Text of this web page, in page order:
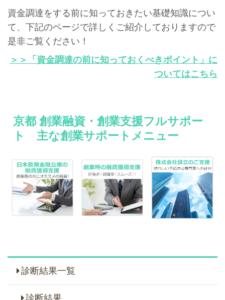
資金調達をする前に知っておきたい基礎知識につい
て、下記のページで詳しくご紹介しておりますので
是非ご覧ください！
＞＞「資金調達の前に知っておくべきポイント」に
ついてはこちら
京都 創業融資・創業支援フルサポー
ト 主な創業サポートメニュー
診断結果一覧